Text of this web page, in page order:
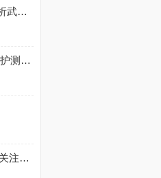
SF6微水测试仪厂家推荐：解析武汉特高压SF6微水测试仪的产品特点
【2025技术前沿】智能继电保护测试的实践突破
选择带电电缆识别仪厂家时的关注点：武汉特高压的技术方案与实践经验